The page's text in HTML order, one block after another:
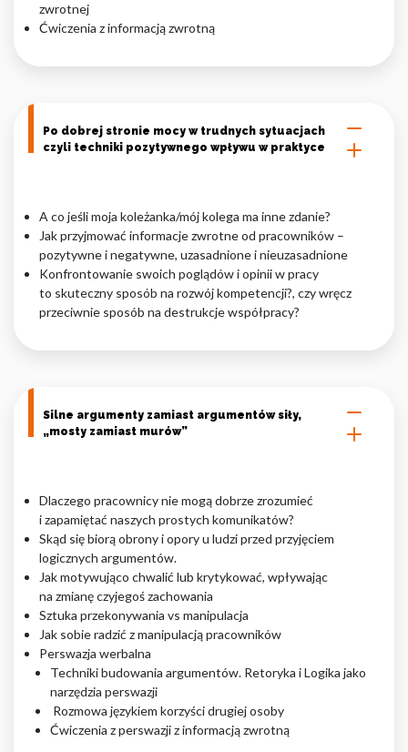
zwrotnej
Ćwiczenia z informacją zwrotną
Po dobrej stronie mocy w trudnych sytuacjach
czyli techniki pozytywnego wpływu w praktyce
A co jeśli moja koleżanka/mój kolega ma inne zdanie?
Jak przyjmować informacje zwrotne od pracowników –
pozytywne i negatywne, uzasadnione i nieuzasadnione
Konfrontowanie swoich poglądów i opinii w pracy
to skuteczny sposób na rozwój kompetencji?, czy wręcz
przeciwnie sposób na destrukcje współpracy?
Silne argumenty zamiast argumentów siły,
„mosty zamiast murów”
Dlaczego pracownicy nie mogą dobrze zrozumieć
i zapamiętać naszych prostych komunikatów?
Skąd się biorą obrony i opory u ludzi przed przyjęciem
logicznych argumentów.
Jak motywująco chwalić lub krytykować, wpływając
na zmianę czyjegoś zachowania
Sztuka przekonywania vs manipulacja
Jak sobie radzić z manipulacją pracowników
Perswazja werbalna
Techniki budowania argumentów. Retoryka i Logika jako
narzędzia perswazji
Rozmowa językiem korzyści drugiej osoby
Ćwiczenia z perswazji z informacją zwrotną